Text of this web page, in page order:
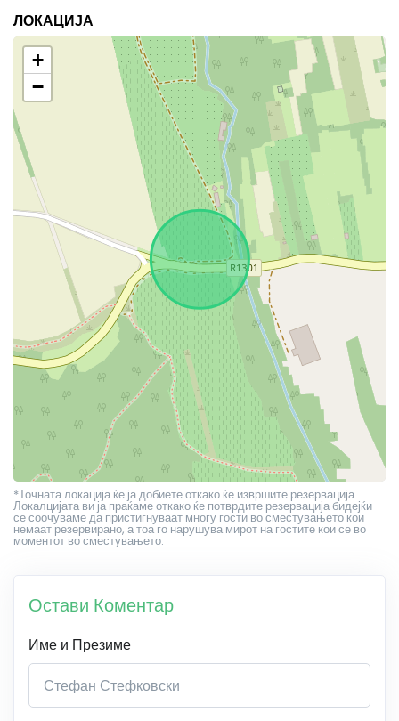
ЛОКАЦИЈА
+
−
*Точната локација ќе ја добиете откако ќе извршите резервација.
Локалцијата ви ја праќаме откако ќе потврдите резервација бидејќи
се соочуваме да пристигнуваат многу гости во сместувањето кои
немаат резервирано, а тоа го нарушува мирот на гостите кои се во
моментот во сместувањето.
Остави Коментар
Име и Презиме